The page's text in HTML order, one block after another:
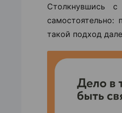
Столкнувшись
такой подход